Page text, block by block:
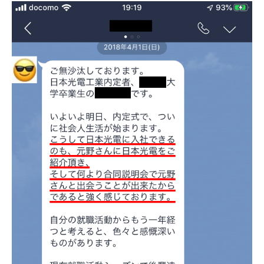
体育会積極採用企業
[ 2026年5月14日 ]
【 28卒 ｜ 不動産・営業を知
れる仕事体験開催 】大阪勤務・転勤なし ｜ 関西
知名度抜群の総合不動産会社 ｜ マンション販売
戸数近畿圏第3位 ｜ 初任給30万+手当、1年目で
年収1,000万も目指せる ｜ 年間休日120～125日
｜ エスリード
体育会積極採用企業
[ 2026年5月14日 ] 【 28卒 ｜ 30分のオンライン
業界研究・企業説明会 】 世界最大級の金融サー
ビス機関 ｜ BtoBtoCの代理店営業 ｜ 20代で年
120日以上 ｜ ジブラルタ生命